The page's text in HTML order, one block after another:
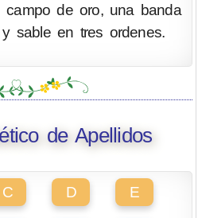
campo de oro, una banda
sable en tres ordenes.
de Apellidos
C D E